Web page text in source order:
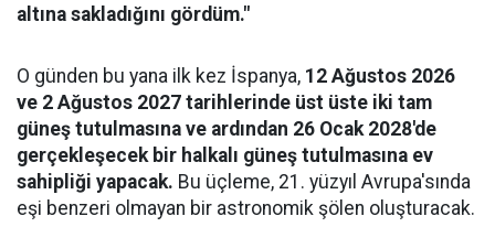
altına sakladığını gördüm."
O günden bu yana ilk kez İspanya, 12 Ağustos 2026
ve 2 Ağustos 2027 tarihlerinde üst üste iki tam
güneş tutulmasına ve ardından 26 Ocak 2028'de
gerçekleşecek bir halkalı güneş tutulmasına ev
sahipliği yapacak. Bu üçleme, 21. yüzyıl Avrupa'sında
eşi benzeri olmayan bir astronomik şölen oluşturacak.